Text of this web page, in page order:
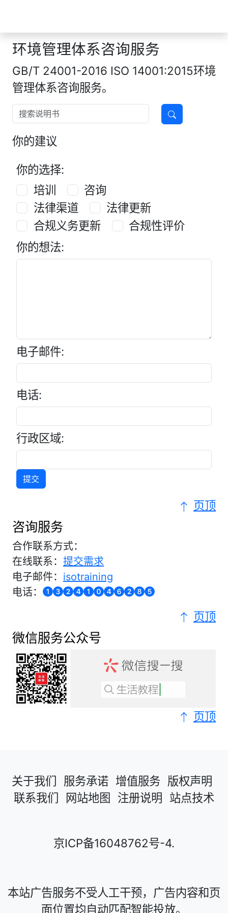
环境管理体系咨询服务
GB/T 24001-2016 ISO 14001:2015环境
管理体系咨询服务。
你的建议
你的选择:
培训
咨询
法律渠道
法律更新
合规义务更新
合规性评价
你的想法:
电子邮件:
电话:
行政区域:
页顶
咨询服务
合作联系方式：
在线联系： 提交需求
电子邮件： isotraining
电话：
页顶
微信服务公众号
页顶
关于我们 服务承诺 增值服务 版权声明
联系我们
网站地图 注册说明 站点技术
京ICP备16048762号-4.
本站广告服务不受人工干预，广告内容和页
面位置均自动匹配智能投放。